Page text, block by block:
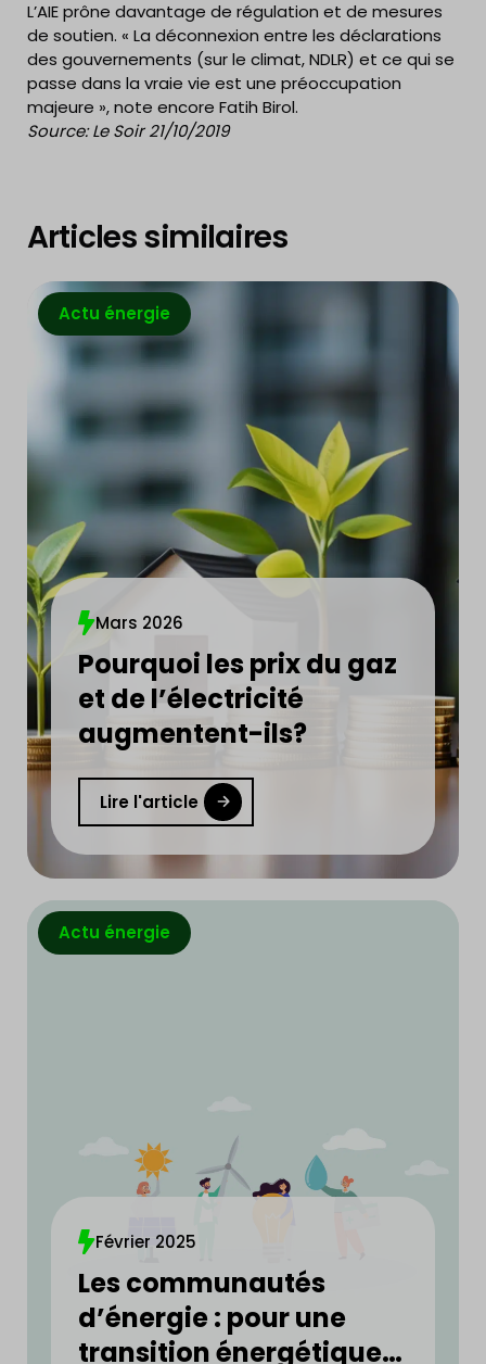
L’AIE prône davantage de régulation et de mesures
de soutien. « La déconnexion entre les déclarations
des gouvernements (sur le climat, NDLR) et ce qui se
passe dans la vraie vie est une préoccupation
majeure », note encore Fatih Birol.
Source: Le Soir 21/10/2019
Articles similaires
Actu énergie
Mars 2026
Pourquoi les prix du gaz
et de l’électricité
augmentent-ils?
Lire l'article
Actu énergie
Février 2025
Les communautés
d’énergie : pour une
transition énergétique